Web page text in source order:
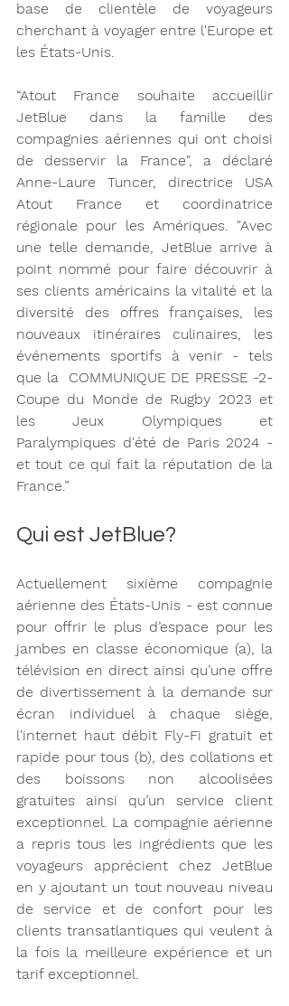
base de clientèle de voyageurs
cherchant à voyager entre l'Europe et
les États-Unis.
“Atout France souhaite accueillir
JetBlue dans la famille des
compagnies aériennes qui ont choisi
de desservir la France", a déclaré
Anne-Laure Tuncer, directrice USA
Atout France et coordinatrice
régionale pour les Amériques. "Avec
une telle demande, JetBlue arrive à
point nommé pour faire découvrir à
ses clients américains la vitalité et la
diversité des offres françaises, les
nouveaux itinéraires culinaires, les
événements sportifs à venir - tels
que la  COMMUNIQUE DE PRESSE -2-
Coupe du Monde de Rugby 2023 et
les Jeux Olympiques et
Paralympiques d'été de Paris 2024 -
et tout ce qui fait la réputation de la
France.”
Qui est JetBlue?
Actuellement sixième compagnie
aérienne des États-Unis - est connue
pour offrir le plus d’espace pour les
jambes en classe économique (a), la
télévision en direct ainsi qu’une offre
de divertissement à la demande sur
écran individuel à chaque siège,
l'internet haut débit Fly-Fi gratuit et
rapide pour tous (b), des collations et
des boissons non alcoolisées
gratuites ainsi qu’un service client
exceptionnel. La compagnie aérienne
a repris tous les ingrédients que les
voyageurs apprécient chez JetBlue
en y ajoutant un tout nouveau niveau
de service et de confort pour les
clients transatlantiques qui veulent à
la fois la meilleure expérience et un
tarif exceptionnel.